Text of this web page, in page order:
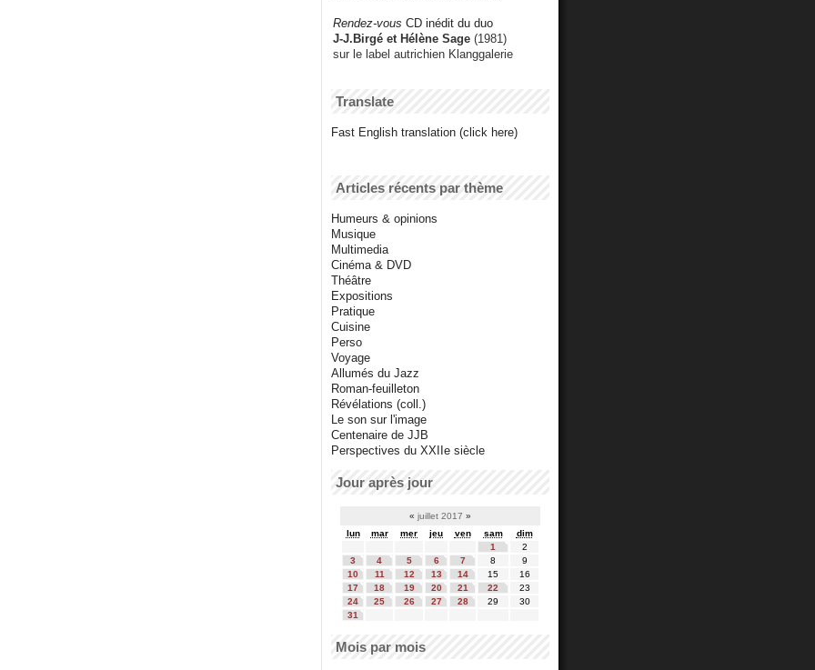
Rendez-vous CD inédit du duo
J-J.Birgé et Hélène Sage (1981)
sur le label autrichien Klanggalerie
Translate
Fast English translation (click here)
Articles récents par thème
Humeurs & opinions
Musique
Multimedia
Cinéma & DVD
Théâtre
Expositions
Pratique
Cuisine
Perso
Voyage
Allumés du Jazz
Roman-feuilleton
Révélations (coll.)
Le son sur l'image
Centenaire de JJB
Perspectives du XXIIe siècle
Jour après jour
« juillet 2017 »
lun
mar mer jeu ven sam
dim
1
2
3
4 5 6 7 8
9
10
11 12 13 14 15
16
17
18 19 20 21 22
23
24
25 26 27 28 29
30
31
Mois par mois